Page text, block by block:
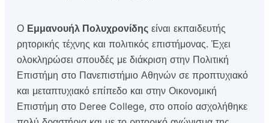
Ο Εμμανουήλ Πολυχρονίδης είναι εκπαιδευτής
ρητορικής τέχνης και πολιτικός επιστήμονας. Έχει
ολοκληρώσει σπουδές με διάκριση στην Πολιτική
Επιστήμη στο Πανεπιστήμιο Αθηνών σε προπτυχιακό
και μεταπτυχιακό επίπεδο και στην Οικονομική
Επιστήμη στο Deree College, στο οποίο ασχολήθηκε